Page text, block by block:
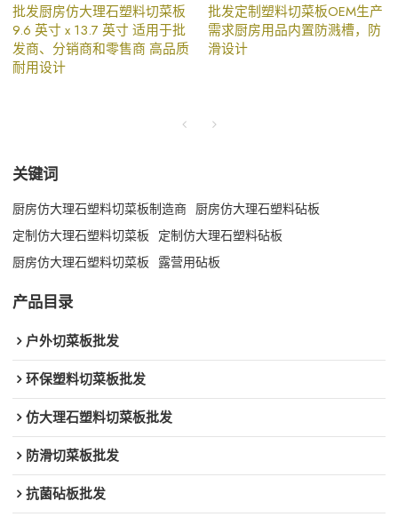
批发厨房仿大理石塑料切菜板
9.6 英寸 x 13.7 英寸 适用于批
发商、分销商和零售商 高品质
耐用设计
批发定制塑料切菜板OEM生产
需求厨房用品内置防溅槽，防
滑设计
关键词
厨房仿大理石塑料切菜板制造商 厨房仿大理石塑料砧板
定制仿大理石塑料切菜板 定制仿大理石塑料砧板
厨房仿大理石塑料切菜板 露营用砧板
产品目录
户外切菜板批发
环保塑料切菜板批发
仿大理石塑料切菜板批发
防滑切菜板批发
抗菌砧板批发